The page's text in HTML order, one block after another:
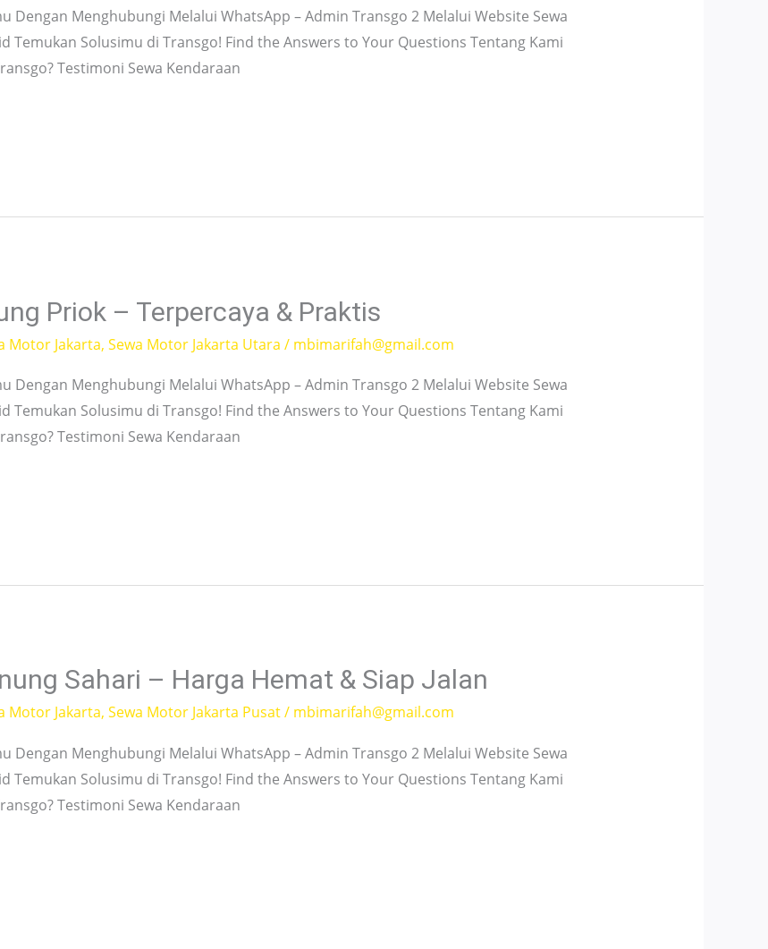
Dengan Menghubungi Melalui WhatsApp – Admin Transgo 2 Melalui Website Sewa
Temukan Solusimu di Transgo! Find the Answers to Your Questions Tentang Kami
Testimoni Sewa Kendaraan
Priok – Terpercaya & Praktis
Motor Jakarta, Sewa Motor Jakarta Utara / mbimarifah@gmail.com
Dengan Menghubungi Melalui WhatsApp – Admin Transgo 2 Melalui Website Sewa
Temukan Solusimu di Transgo! Find the Answers to Your Questions Tentang Kami
Testimoni Sewa Kendaraan
Sahari – Harga Hemat & Siap Jalan
Motor Jakarta, Sewa Motor Jakarta Pusat/ mbimarifah@gmail.com
Dengan Menghubungi Melalui WhatsApp – Admin Transgo 2 Melalui Website Sewa
Temukan Solusimu di Transgo! Find the Answers to Your Questions Tentang Kami
Testimoni Sewa Kendaraan